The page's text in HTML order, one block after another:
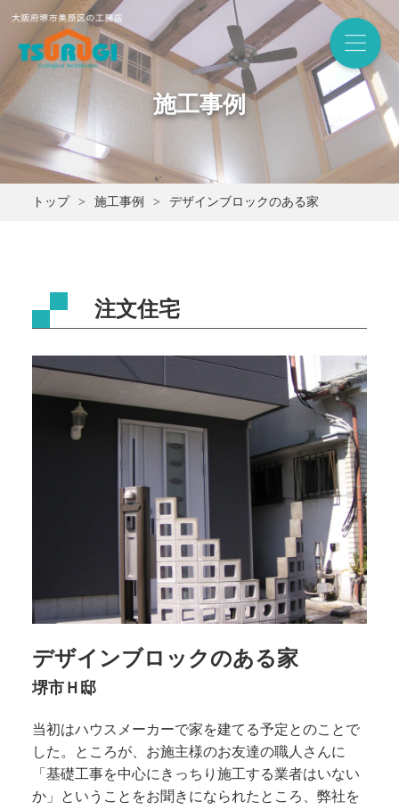
施工事例
トップ 施工事例 デザインブロックのある家
注文住宅
デザインブロックのある家
堺市Ｈ邸
当初はハウスメーカーで家を建てる予定とのことで
した。ところが、お施主様のお友達の職人さんに
「基礎工事を中心にきっちり施工する業者はいない
か」ということをお聞きになられたところ、弊社を